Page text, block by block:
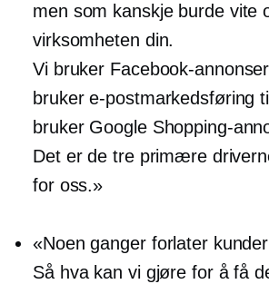
men som kanskje burde vite
virksomheten din.
Vi bruker Facebook-
bruker e-postmarkedsføring
bruker Google Shopping-
Det er de tre primære
for oss.»
«Noen ganger forlater
Så hva kan vi gjøre for å få